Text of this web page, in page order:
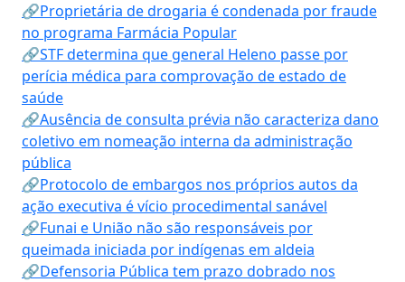
🔗Proprietária de drogaria é condenada por fraude
no programa Farmácia Popular
🔗STF determina que general Heleno passe por
perícia médica para comprovação de estado de
saúde
🔗Ausência de consulta prévia não caracteriza dano
coletivo em nomeação interna da administração
pública
🔗Protocolo de embargos nos próprios autos da
ação executiva é vício procedimental sanável
🔗Funai e União não são responsáveis por
queimada iniciada por indígenas em aldeia
🔗Defensoria Pública tem prazo dobrado nos